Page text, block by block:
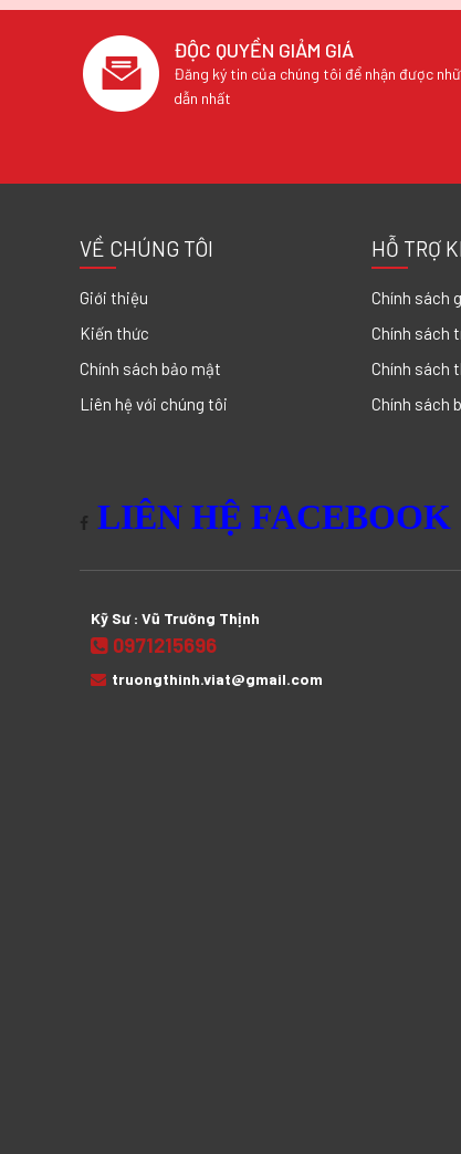
ĐỘC QUYỀN GIẢM GIÁ
Đăng ký tin của chúng tôi để nhận được
dẫn nhất
VỀ CHÚNG TÔI
Giới thiệu
Kiến thức
Chính sách bảo mật
Liên hệ với chúng tôi
HỖ TRỢ
Chính sách
Chính sách
Chính sách
Chính sách
LIÊN HỆ FACEBOOK
Kỹ Sư : Vũ Trường Thịnh
0971215696
truongthinh.viat@gmail.com